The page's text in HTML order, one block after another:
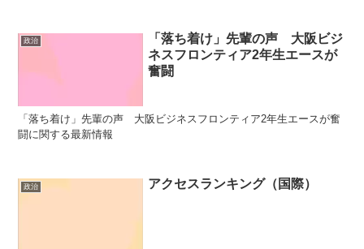
政治
「落ち着け」先輩の声 大阪ビジ
ネスフロンティア2年生エースが
奮闘
「落ち着け」先輩の声 大阪ビジネスフロンティア2年生エースが奮
闘に関する最新情報
政治 アクセスランキング（国際）